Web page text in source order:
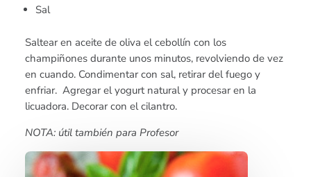
Sal
Saltear en aceite de oliva el cebollín con los
champiñones durante unos minutos, revolviendo de vez
en cuando. Condimentar con sal, retirar del fuego y
enfriar. Agregar el yogurt natural y procesar en la
licuadora. Decorar con el cilantro.
NOTA: útil también para Profesor